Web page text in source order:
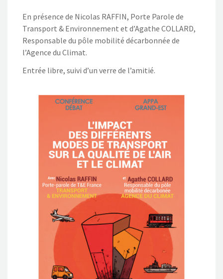
En présence de Nicolas RAFFIN, Porte Parole de
Transport & Environnement et d’Agathe COLLARD,
Responsable du pôle mobilité décarbonnée de
l’Agence du Climat.
Entrée libre, suivi d’un verre de l’amitié.